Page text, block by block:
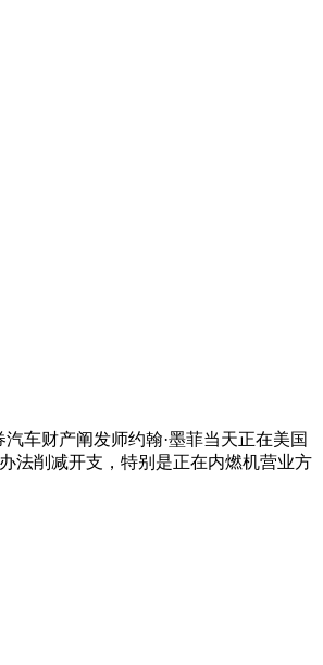
车财产阐发师约翰·墨菲当天正在美国
法削减开支，特别是正在内燃机营业方